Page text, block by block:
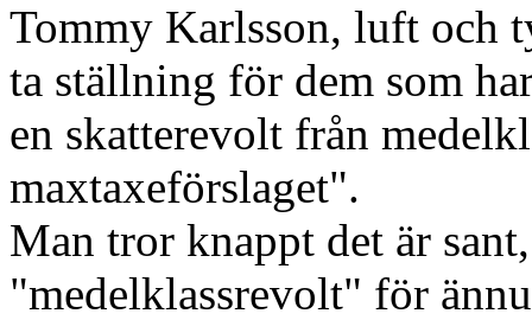
Tommy Karlsson, luft och
ta ställning för dem som
en skatterevolt från
maxtaxeförslaget".
Man tror knappt det är
"medelklassrevolt" för